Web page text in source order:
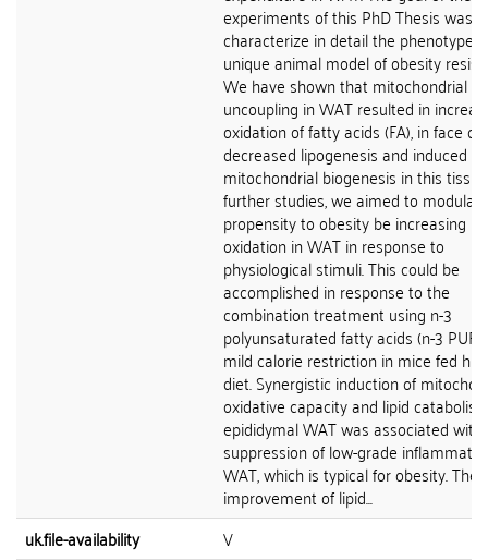
experiments of this PhD Thesis was
characterize in detail the phenotype
unique animal model of obesity
We have shown that mitochondrial
uncoupling in WAT resulted in
oxidation of fatty acids (FA), in face of
decreased lipogenesis and induced
mitochondrial biogenesis in this
further studies, we aimed to modulate
propensity to obesity be increasing FA
oxidation in WAT in response to
physiological stimuli. This could be
accomplished in response to the
combination treatment using n-3
polyunsaturated fatty acids (n-3
mild calorie restriction in mice fed
diet. Synergistic induction of
oxidative capacity and lipid
epididymal WAT was associated with
suppression of low-grade
WAT, which is typical for obesity. The
improvement of lipid...
uk.file-availability
V